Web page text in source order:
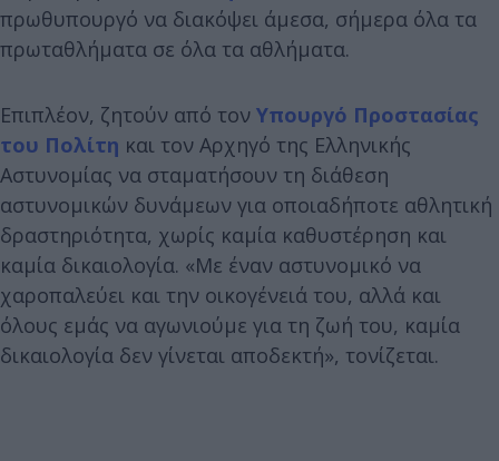
πρωθυπουργό να διακόψει άμεσα, σήμερα όλα τα
πρωταθλήματα σε όλα τα αθλήματα.
Επιπλέον, ζητούν από τον Υπουργό Προστασίας
του Πολίτη και τον Αρχηγό της Ελληνικής
Αστυνομίας να σταματήσουν τη διάθεση
αστυνομικών δυνάμεων για οποιαδήποτε αθλητική
δραστηριότητα, χωρίς καμία καθυστέρηση και
καμία δικαιολογία. «Με έναν αστυνομικό να
χαροπαλεύει και την οικογένειά του, αλλά και
όλους εμάς να αγωνιούμε για τη ζωή του, καμία
δικαιολογία δεν γίνεται αποδεκτή», τονίζεται.